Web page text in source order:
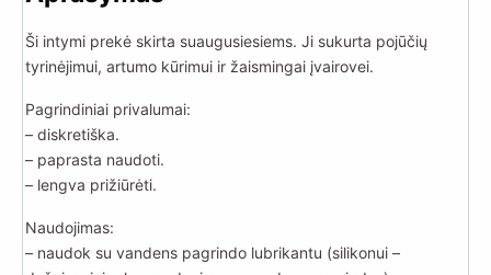
Ši intymi prekė skirta suaugusiesiems. Ji sukurta pojūčių
tyrinėjimui, artumo kūrimui ir žaismingai įvairovei.
Pagrindiniai privalumai:
– diskretiška.
– paprasta naudoti.
– lengva prižiūrėti.
Naudojimas:
– naudok su vandens pagrindo lubrikantu (silikonui –